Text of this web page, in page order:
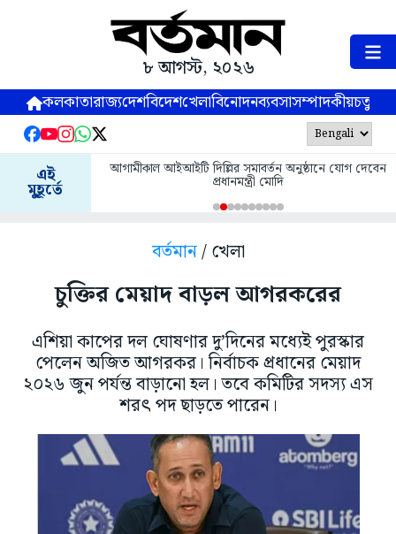
৮ আগস্ট, ২০২৬
কলকাতারাজ্যদেশবিদেশখেলাবিনোদনব্যবসাসম্পাদকীয়
এই
মুহূর্তে
আগামীকাল আইআইটি দিল্লির সমাবর্তন অনুষ্ঠানে যোগ দেবেন
প্রধানমন্ত্রী মোদি
বর্তমান/ খেলা
চুক্তির মেয়াদ বাড়ল আগরকরের
এশিয়া কাপের দল ঘোষণার দু’দিনের মধ্যেই পুরস্কার
পেলেন অজিত আগরকর। নির্বাচক প্রধানের মেয়াদ
২০২৬ জুন পর্যন্ত বাড়ানো হল। তবে কমিটির সদস্য এস
শরৎ পদ ছাড়তে পারেন।